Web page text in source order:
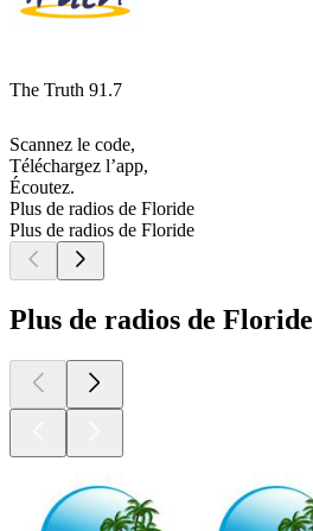
The Truth 91.7
Scannez le code,
Téléchargez l’app,
Écoutez.
Plus de radios de Floride
Plus de radios de Floride
Plus de radios de Floride